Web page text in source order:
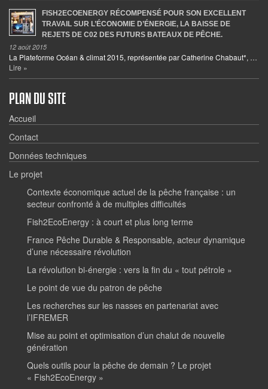
FISH2ECOENERGY RÉCOMPENSÉ POUR SON EXCELLENT
TRAVAIL SUR L’ÉCONOMIE D’ÉNERGIE, LA BAISSE DE
REJETS DE C02 DES FUTURS BATEAUX DE PÊCHE.
12 août 2015
La Plateforme Océan & climat 2015, représentée par Catherine Chabaut*, …
Lire »
PLAN DU SITE
Accueil
Contact
Données techniques
Le projet
Contexte économique actuel de la pêche française : un
secteur confronté à de multiples difficultés
Fish2EcoEnergy : à court et plus long terme
France Pêche Durable & Responsable, acteur dynamique
d’une nécessaire révolution
La révolution bi-énergie : vers la fin du « tout pétrole »
Le point de vue du patron de pêche
Les recherches sur les nasses en partenariat avec
l’IFREMER
Mise au point et optimisation d’un chalut de nouvelle
génération
Quels outils pour la pêche de demain ? Le projet
« Fish2EcoEnergy »